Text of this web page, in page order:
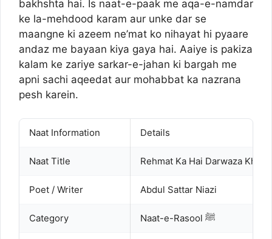
bakhshta hai. Is naat-e-paak me aqa-e-namdar
ke la-mehdood karam aur unke dar se
maangne ki azeem ne’mat ko nihayat hi pyaare
andaz me bayaan kiya gaya hai. Aaiye is pakiza
kalam ke zariye sarkar-e-jahan ki bargah me
apni sachi aqeedat aur mohabbat ka nazrana
pesh karein.
Naat Information Details
Naat Title Rehmat Ka Hai Darwaza
Poet / Writer Abdul Sattar Niazi
Category Naat-e-Rasool ﷺ